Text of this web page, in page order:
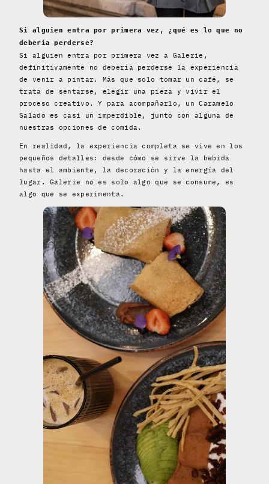
Si alguien entra por primera vez, ¿qué es lo que no
debería perderse?
Si alguien entra por primera vez a Galerie,
definitivamente no debería perderse la experiencia
de venir a pintar. Más que solo tomar un café, se
trata de sentarse, elegir una pieza y vivir el
proceso creativo. Y para acompañarlo, un Caramelo
Salado es casi un imperdible, junto con alguna de
nuestras opciones de comida.
En realidad, la experiencia completa se vive en los
pequeños detalles: desde cómo se sirve la bebida
hasta el ambiente, la decoración y la energía del
lugar. Galerie no es solo algo que se consume, es
algo que se experimenta.